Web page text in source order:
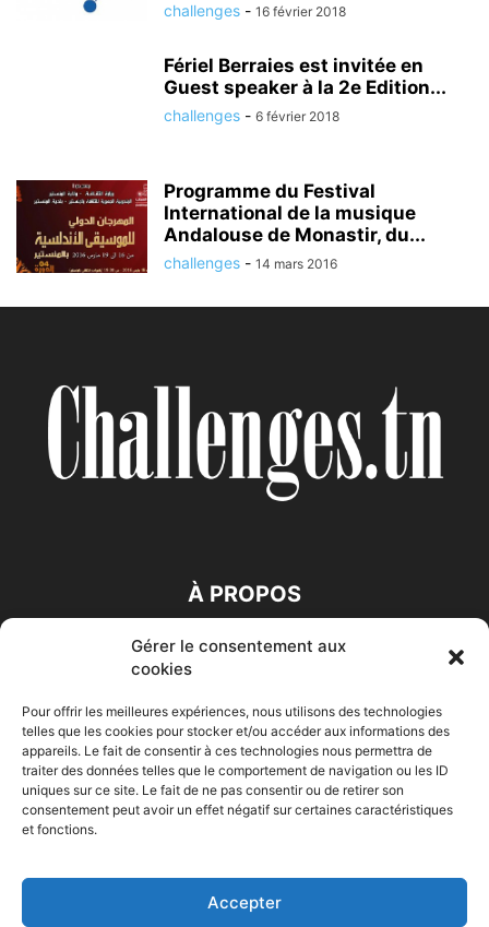
Gérer le consentement aux
cookies
Pour offrir les meilleures expériences, nous utilisons des technologies
telles que les cookies pour stocker et/ou accéder aux informations des
appareils. Le fait de consentir à ces technologies nous permettra de
traiter des données telles que le comportement de navigation ou les ID
uniques sur ce site. Le fait de ne pas consentir ou de retirer son
consentement peut avoir un effet négatif sur certaines caractéristiques
et fonctions.
Accepter
challenges - 16 février 2018
Fériel Berraies est invitée en
Guest speaker à la 2e Edition...
challenges - 6 février 2018
Programme du Festival
International de la musique
Andalouse de Monastir, du...
challenges - 14 mars 2016
À PROPOS
SUIVEZ NOUS
Accueil Economie Entreprises Entrepreneur Afrique
HIGH-TECH Auto-Moto